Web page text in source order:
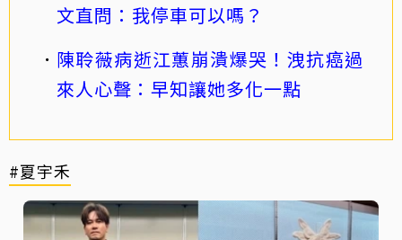
文直問：我停車可以嗎？
陳聆薇病逝江蕙崩潰爆哭！洩抗癌過
來人心聲：早知讓她多化一點
#夏宇禾